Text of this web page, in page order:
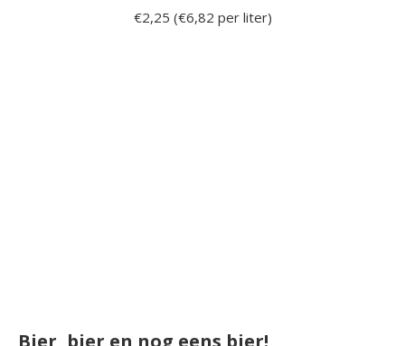
€2,25 (€6,82 per liter)